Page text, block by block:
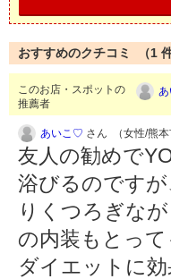
おすすめのクチコミ （1
このお店・スポットの
推薦者
あいこ♡ さん （女性/熊本
友人の勧めで
浴びるのです
りくつろぎな
の内装もとっ
ダイエットに